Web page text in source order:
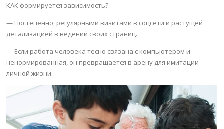
КАК формируется зависимость?
— Постепенно, регулярными визитами в соцсети и растущей
детализацией в ведении своих страниц.
— Если работа человека тесно связана с компьютером и
ненормированная, он превращается в арену для имитации
личной жизни.